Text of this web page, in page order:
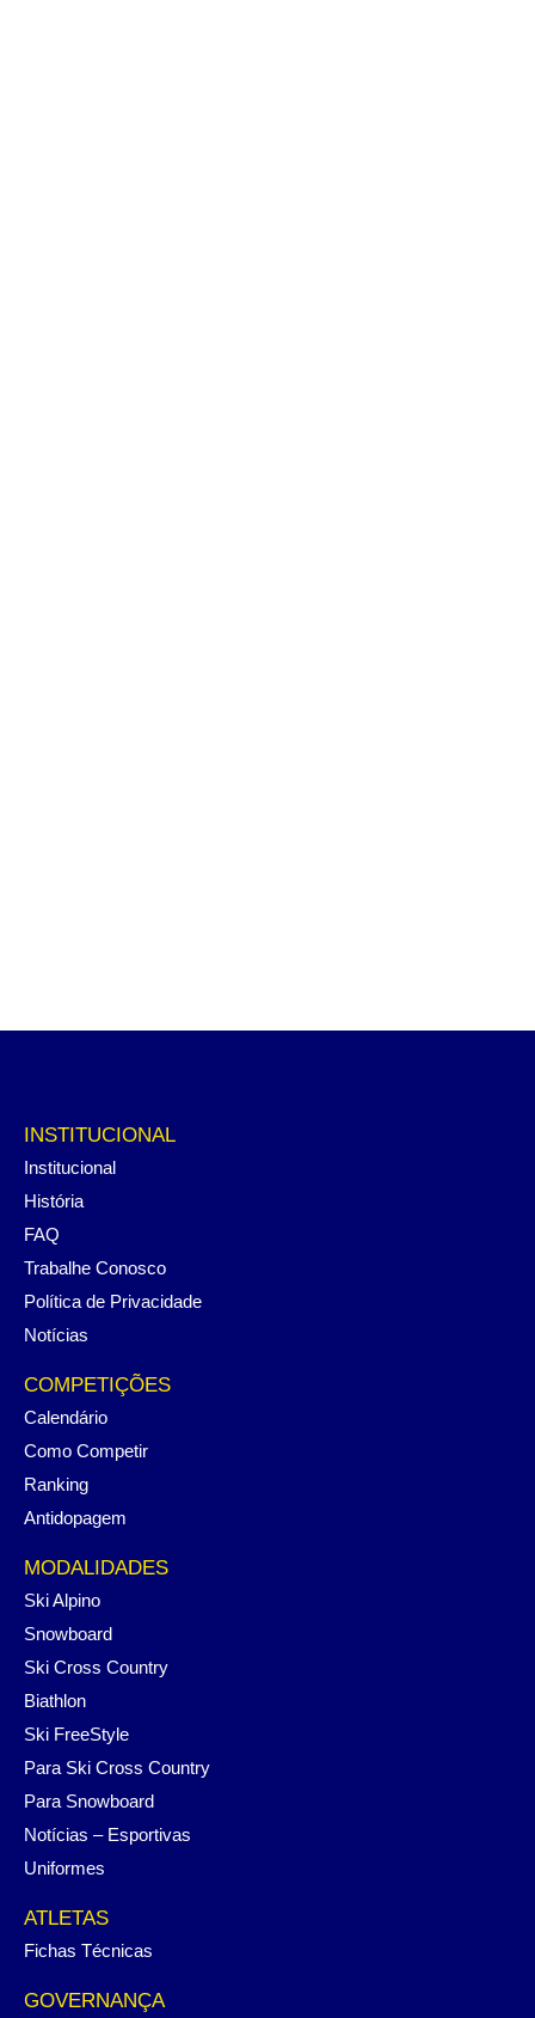
INSTITUCIONAL
Institucional
História
FAQ
Trabalhe Conosco
Política de Privacidade
Notícias
COMPETIÇÕES
Calendário
Como Competir
Ranking
Antidopagem
MODALIDADES
Ski Alpino
Snowboard
Ski Cross Country
Biathlon
Ski FreeStyle
Para Ski Cross Country
Para Snowboard
Notícias – Esportivas
Uniformes
ATLETAS
Fichas Técnicas
GOVERNANÇA